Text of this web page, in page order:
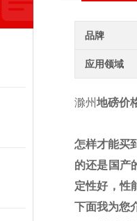
品牌
应用领域
滁州地磅价
怎样才能买
的还是国产
定性好，性
下面我为您